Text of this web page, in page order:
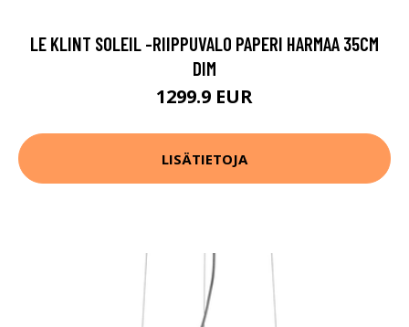
LE KLINT SOLEIL -RIIPPUVALO PAPERI HARMAA 35CM
DIM
1299.9 EUR
LISÄTIETOJA